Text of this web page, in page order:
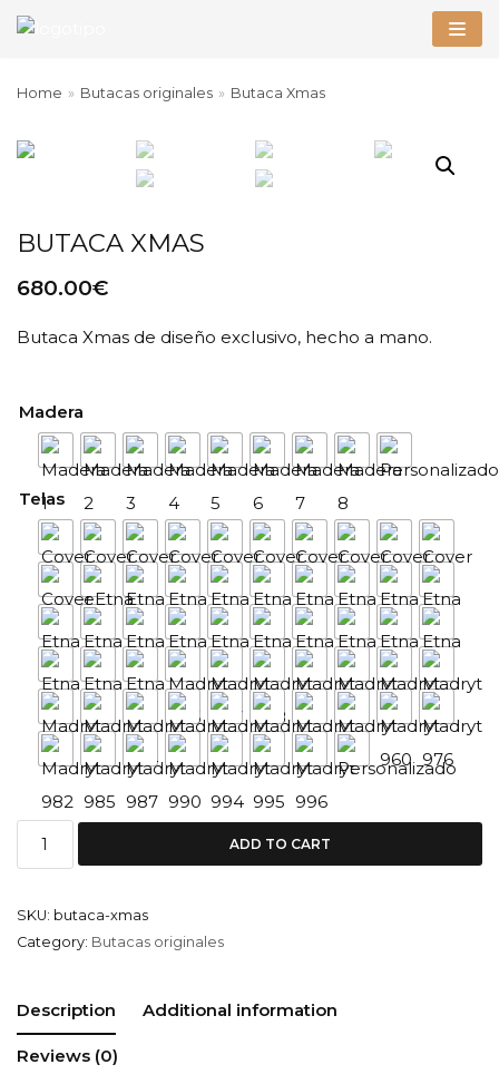
al
Home » Butacas originales » Butaca Xmas
BUTACA XMAS
680.00€
Butaca Xmas de diseño exclusivo, hecho a mano.
Madera
Telas
ADD TO CART
SKU: butaca-xmas
Category: Butacas originales
Description Additional information
Reviews (0)